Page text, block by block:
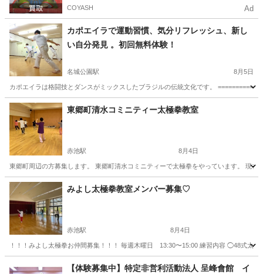
COYASH Ad
カポエイラで運動習慣、気分リフレッシュ、新し
い自分発見 。初回無料体験！
名城公園駅 8月5日
カポエイラは格闘技とダンスがミックスしたブラジルの伝統文化です。
愛知 名古屋市 名城公園駅 空手/他格闘技 カポエイラ
東郷町清水コミニティー太極拳教室
赤池駅 8月4日
東郷町周辺の方募集します。 東郷町清水コミニティーで太極拳をやっています。 現
愛知 愛知郡 赤池駅 太極拳
みよし太極拳教室メンバー募集♡
赤池駅 8月4日
！！！みよし太極拳お仲間募集！！！ 毎週木曜日 13:30〜15:00 練習内容 ◯48式
赤池駅 太極拳 太極剣
【体験募集中】特定非営利活動法人 呈峰會館 イ